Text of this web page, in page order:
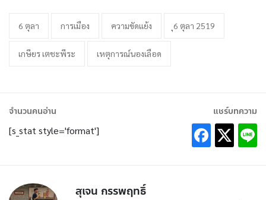
6 ตุลา การเมือง ความขัดแย้ง ุ6 ตุลา 2519
เกษียร เตชะพีระ เหตุการณ์นองเลือด
จำนวนคนอ่าน
[s_stat style='format']
แชร์บทความ
สุเจน กรรพฤทธิ์